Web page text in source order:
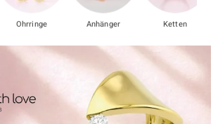
Ohrringe Anhänger Ketten